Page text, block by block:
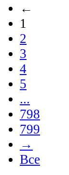
←
1
2
3
4
5
...
798
799
→
Все